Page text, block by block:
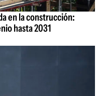
en la construcción:
hasta 2031